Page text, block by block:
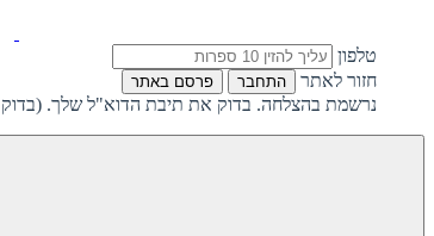
טלפון
חזור לאתר
התחבר פרסם באתר
נרשמת בהצלחה. בדוק את תיבת הדוא"ל שלך.